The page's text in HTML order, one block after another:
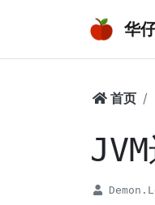
华
首页